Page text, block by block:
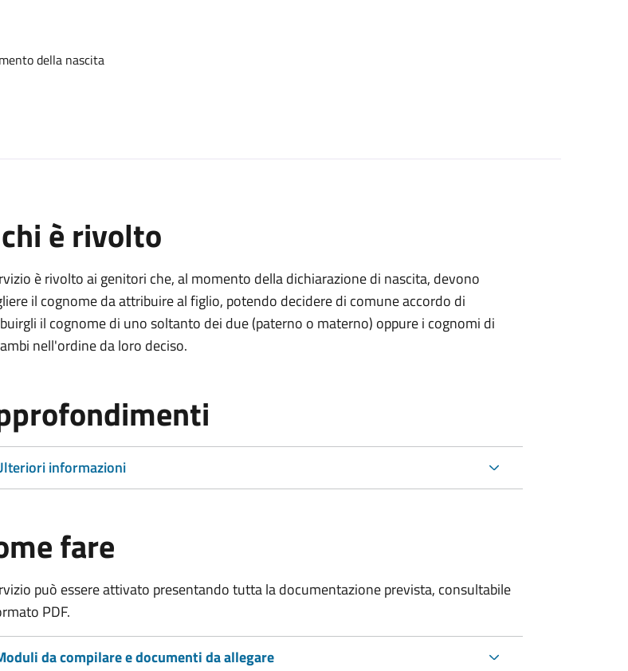
della nascita
è rivolto
è rivolto ai genitori che, al momento della dichiarazione di nascita, devono
il cognome da attribuire al figlio, potendo decidere di comune accordo di
il cognome di uno soltanto dei due (paterno o materno) oppure i cognomi di
nell'ordine da loro deciso.
informazioni
fare
può essere attivato presentando tutta la documentazione prevista, consultabile
PDF.
da compilare e documenti da allegare